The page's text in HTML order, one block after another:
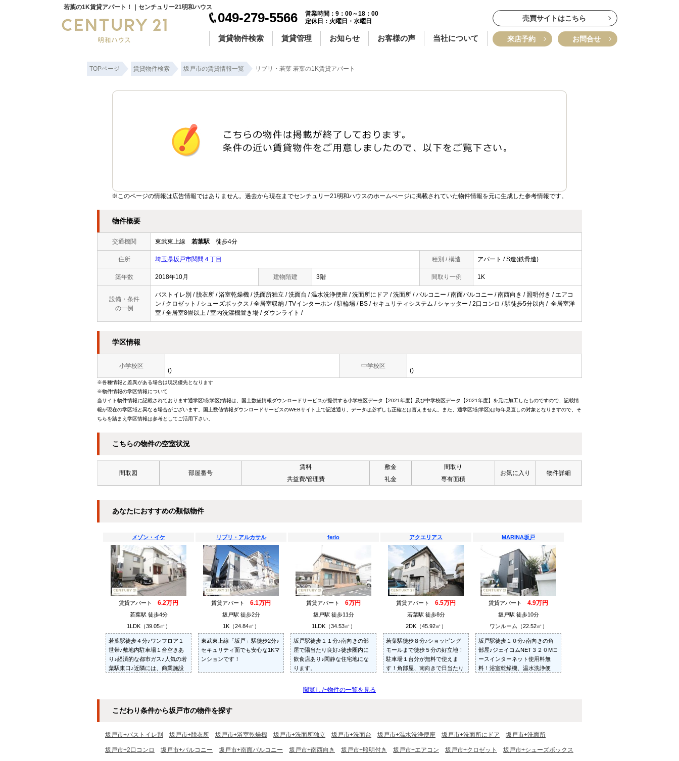
若葉の1K賃貸アパート！｜センチュリー21明和ハウス
049-279-5566
営業時間：9：00～18：00
定休日：火曜日・水曜日
賃貸物件検索 賃貸管理 お知らせ お客様の声 当社について
売買サイトはこちら
来店予約 お問合せ
TOPページ 賃貸物件検索 坂戸市の賃貸情報一覧 リブリ・若葉 若葉の1K賃貸アパート
※このページの情報は広告情報ではありません。過去から現在までセンチュリー21明和ハウスのホームぺージに掲載されていた物件情報を元に生成した参考情報です。
物件概要
交通機関 東武東上線 若葉駅 徒歩4分
住所 埼玉県坂戸市関間４丁目 種別 / 構造 アパート / S造(鉄骨造)
築年数 2018年10月 建物階建 3階 間取り一例 1K
設備・条件
の一例
バストイレ別 / 脱衣所 / 浴室乾燥機 / 洗面所独立 / 洗面台 / 温水洗浄便座 / 洗面所にドア / 洗面所 / バルコニー / 南面バルコニー / 南西向き / 照明付き / エアコ
ン / クロゼット / シューズボックス / 全居室収納 / TVインターホン / 駐輪場 / BS / セキュリティシステム / シャッター / 2口コンロ / 駅徒歩5分以内 / 全居室洋
室 / 全居室8畳以上 / 室内洗濯機置き場 / ダウンライト /
学区情報
小学校区
()
中学校区
()
※各種情報と差異がある場合は現況優先となります
※物件情報の学区情報について
当サイト物件情報に記載されております通学区域(学区)情報は、国土数値情報ダウンロードサービスが提供する小学校区データ【2021年度】及び中学校区データ【2021年度】を元に加工したものですので、記載情
報が現在の学区域と異なる場合がございます。国土数値情報ダウンロードサービスのWEBサイト上で記述通り、データは必ずしも正確とは言えません。また、通学区域(学区)は毎年見直しの対象となりますので、そ
ちらを踏まえ学区情報は参考としてご活用下さい。
こちらの物件の空室状況
間取図 部屋番号
賃料
共益費/管理費
敷金
礼金
間取り
専有面積
お気に入り 物件詳細
あなたにおすすめの類似物件
メゾン・イケ
賃貸アパート 6.2万円
若葉駅 徒歩4分
1LDK（39.05㎡）
若葉駅徒歩４分♪ワンフロア１
世帯♪敷地内駐車場１台空きあ
り♪経済的な都市ガス♪人気の若
葉駅東口♪近隣には、商業施設
リブリ・アルカサル
賃貸アパート 6.1万円
坂戸駅 徒歩2分
1K（24.84㎡）
東武東上線「坂戸」駅徒歩2分♪
セキュリティ面でも安心な1Kマ
ンションです！
ferio
賃貸アパート 6万円
坂戸駅 徒歩11分
1LDK（34.53㎡）
坂戸駅徒歩１１分♪南向きの部
屋で陽当たり良好♪徒歩圏内に
飲食店あり♪閑静な住宅地にな
ります。
アクエリアス
賃貸アパート 6.5万円
若葉駅 徒歩8分
2DK（45.92㎡）
若葉駅徒歩８分♪ショッピング
モールまで徒歩５分の好立地！
駐車場１台分が無料で使えま
す！角部屋、南向きで日当たり
MARINA坂戸
賃貸アパート 4.9万円
坂戸駅 徒歩10分
ワンルーム（22.52㎡）
坂戸駅徒歩１０分♪南向きの角
部屋♪ジェイコムNET３２０Mコ
ースインターネット使用料無
料！浴室乾燥機、温水洗浄便
閲覧した物件の一覧を見る
こだわり条件から坂戸市の物件を探す
坂戸市+バストイレ別 坂戸市+脱衣所 坂戸市+浴室乾燥機 坂戸市+洗面所独立 坂戸市+洗面台 坂戸市+温水洗浄便座 坂戸市+洗面所にドア 坂戸市+洗面所
坂戸市+2口コンロ 坂戸市+バルコニー 坂戸市+南面バルコニー 坂戸市+南西向き 坂戸市+照明付き 坂戸市+エアコン 坂戸市+クロゼット 坂戸市+シューズボックス